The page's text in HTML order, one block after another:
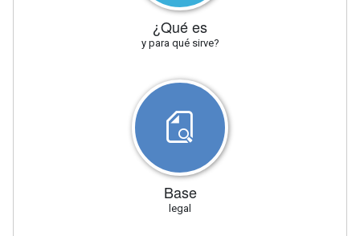
¿Qué es
y para qué sirve?
Base
legal